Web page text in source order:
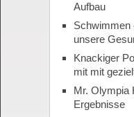
Aufbau
Schwimmen
unsere
Knackiger
mit mit
Mr. Olympia
Ergebnisse